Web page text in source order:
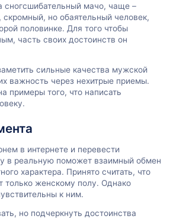
сногсшибательный мачо, чаще –
но обаятельный человек,
половинке. Для того чтобы
часть своих достоинств он
сильные качества мужской
важность через нехитрые приемы.
примеры того, что написать
в интернете и перевести
в реальную поможет взаимный обмен
характера. Принято считать, что
только женскому полу. Однако
к ним.
но подчеркнуть достоинства